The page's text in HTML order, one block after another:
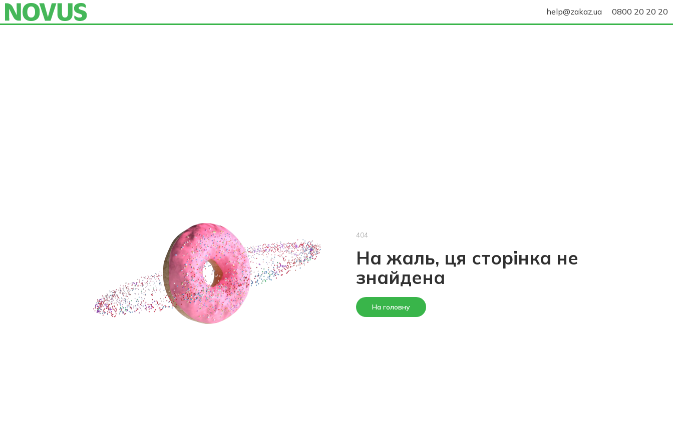
help@zakaz.ua 0800 20 20 20
404
На жаль, ця сторінка не
знайдена
На головну